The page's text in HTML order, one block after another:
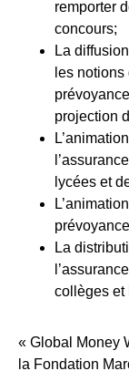
remporter
concours;
La
les
projection
lycées et
La
collèges et
« Global Money
la Fondation